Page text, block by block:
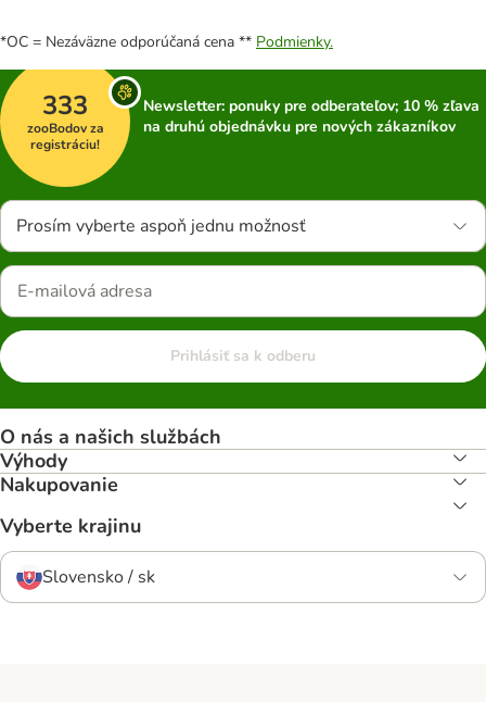
*OC = Nezáväzne odporúčaná cena ** Podmienky.
333
zooBodov za
registráciu!
Newsletter: ponuky pre odberateľov; 10 % zľava
na druhú objednávku pre nových zákazníkov
Prosím vyberte aspoň jednu možnosť
Prihlásiť sa k odberu
O nás a našich službách
Výhody
Nakupovanie
Vyberte krajinu
Slovensko / sk